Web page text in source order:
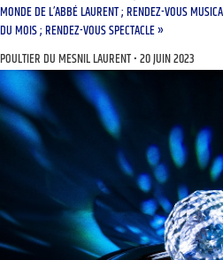
LIBRE JOURNAL DE LA VIE FRANÇAISE DU 20 JUIN
MONDE DE L’ABBÉ LAURENT ; RENDEZ-VOUS
DU MOIS ; RENDEZ-VOUS SPECTACLE »